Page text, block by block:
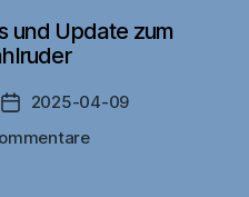
und Update zum
Veröffentlichungsdatum
2025-04-09
zu